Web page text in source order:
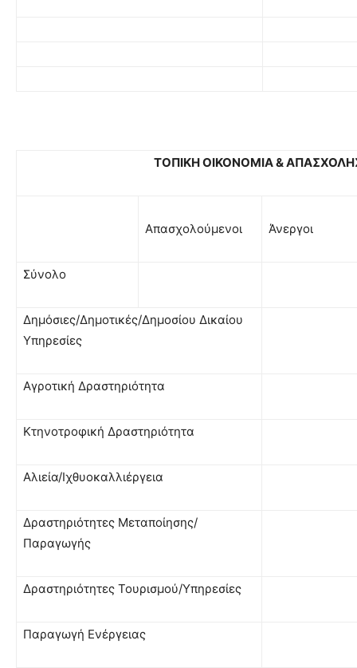
ΤΟΠΙΚΗ ΟΙΚΟΝΟΜΙΑ &
Απασχολούμενοι Άνεργοι
Σύνολο
Δημόσιες/Δημοτικές/Δημοσίου Δικαίου
Υπηρεσίες
Αγροτική Δραστηριότητα
Κτηνοτροφική Δραστηριότητα
Αλιεία/Ιχθυοκαλλιέργεια
Δραστηριότητες Μεταποίησης/
Παραγωγής
Δραστηριότητες Τουρισμού/Υπηρεσίες
Παραγωγή Ενέργειας